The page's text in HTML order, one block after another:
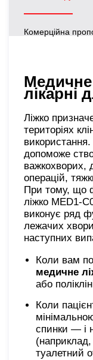
Комерційна
Медичне
лікарні
Ліжко
територіях
допоможе
важкохворих,
операцій,
При тому, що
ліжко MED1-
виконує ряд
лежачих
наступних
Коли вам
медичне
або
Коли
спинки — і
туалетний